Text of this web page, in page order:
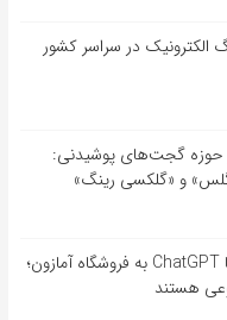
الکترونیک در سراسر کشور
حوزه گجت‌های پوشیدنی:
و «گلکسی رینگ»
هجوم کتاب‌های نوشته‌شده با ChatGPT به فروشگاه آمازون؛
هستند